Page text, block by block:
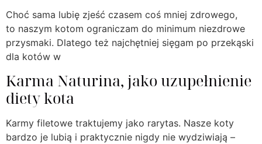
Choć sama lubię zjeść czasem coś mniej zdrowego,
to naszym kotom ograniczam do minimum niezdrowe
przysmaki. Dlatego też najchętniej sięgam po przekąski
dla kotów w
Karma Naturina, jako uzupełnienie
diety kota
Karmy filetowe traktujemy jako rarytas. Nasze koty
bardzo je lubią i praktycznie nigdy nie wydziwiają –